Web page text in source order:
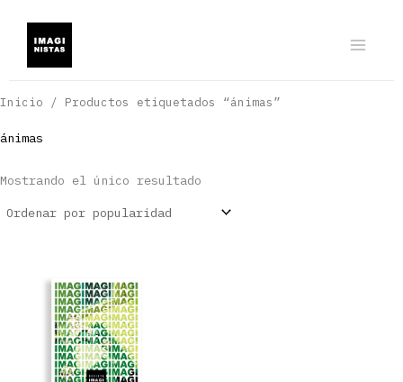
contenido
Inicio / Productos etiquetados “ánimas”
ánimas
Mostrando el único resultado